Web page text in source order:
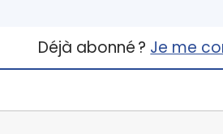
Déjà abonné ? Je me